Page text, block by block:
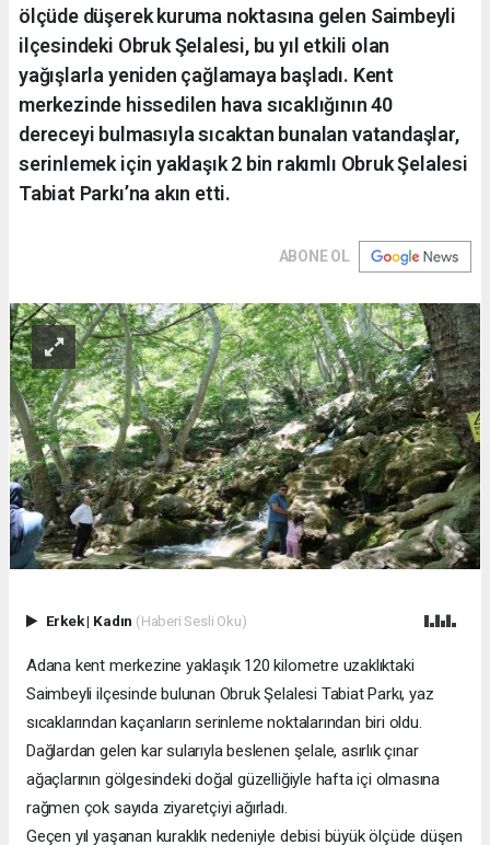
ölçüde düşerek kuruma noktasına gelen Saimbeyli
ilçesindeki Obruk Şelalesi, bu yıl etkili olan
yağışlarla yeniden çağlamaya başladı. Kent
merkezinde hissedilen hava sıcaklığının 40
dereceyi bulmasıyla sıcaktan bunalan vatandaşlar,
serinlemek için yaklaşık 2 bin rakımlı Obruk Şelalesi
Tabiat Parkı’na akın etti.
ABONE OL
Erkek| Kadın (Haberi Sesli Oku)
Adana kent merkezine yaklaşık 120 kilometre uzaklıktaki
Saimbeyli ilçesinde bulunan Obruk Şelalesi Tabiat Parkı, yaz
sıcaklarından kaçanların serinleme noktalarından biri oldu.
Dağlardan gelen kar sularıyla beslenen şelale, asırlık çınar
ağaçlarının gölgesindeki doğal güzelliğiyle hafta içi olmasına
rağmen çok sayıda ziyaretçiyi ağırladı.
Geçen yıl yaşanan kuraklık nedeniyle debisi büyük ölçüde düşen